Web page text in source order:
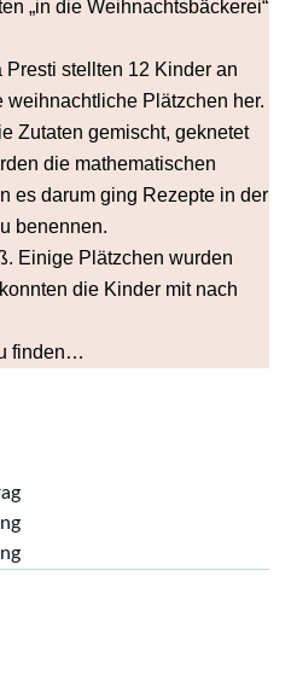
„in die Weihnachtsbäckerei“
stellten 12 Kinder an
Plätzchen her.
Zutaten gemischt, geknetet
die mathematischen
es darum ging Rezepte in der
benennen.
Einige Plätzchen wurden
die Kinder mit nach
finden…